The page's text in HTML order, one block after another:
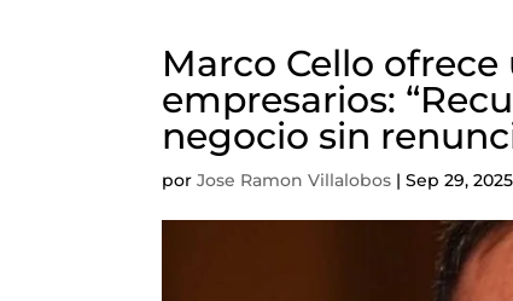
Marco Cello
empresarios:
negocio sin
porJose Ramon Villalobos |Sep 29, 2025